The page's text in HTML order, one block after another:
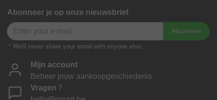
Abonneer je op onze nieuwsbrief
Abonneer
* We'll never share your email with anyone else.
Mijn account
Beheer jouw aankoopgeschiedenis
Vragen?